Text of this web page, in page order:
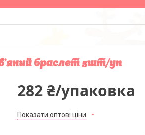
браслет 5шт/уп
282 ₴/упаковка
Показати оптові ціни